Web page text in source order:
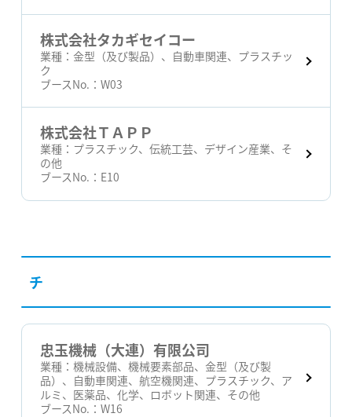
株式会社タカギセイコー
業種： 金型（及び製品）、自動車関連、プラスチッ
ク
ブースNo.：W03
株式会社ＴＡＰＰ
業種： プラスチック、伝統工芸、デザイン産業、そ
の他
ブースNo.： E10
チ
忠玉機械（大連）有限公司
業種：機械設備、機械要素部品、金型（及び製
品）、自動車関連、航空機関連、プラスチック、ア
ルミ、医薬品、化学、ロボット関連、その他
ブースNo.：W16